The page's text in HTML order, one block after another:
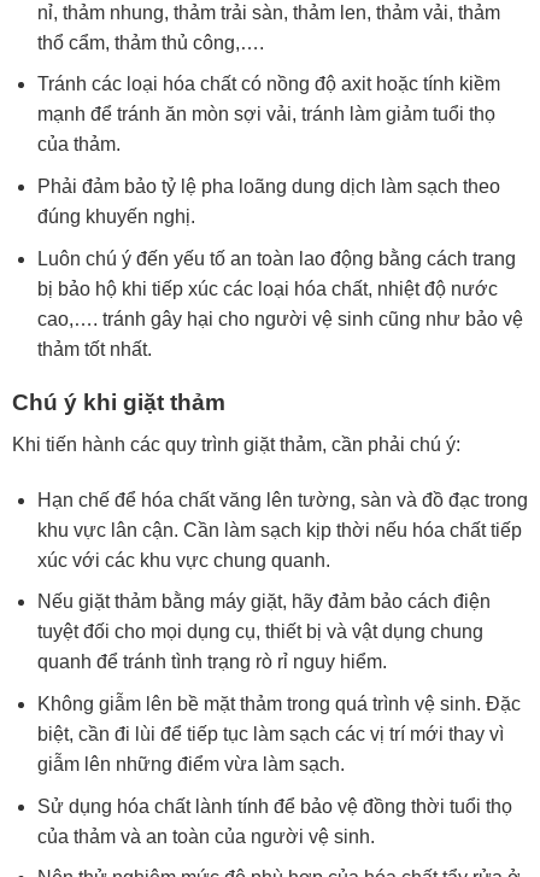
nỉ, thảm nhung, thảm trải sàn, thảm len, thảm vải, thảm
thổ cẩm, thảm thủ công,….
Tránh các loại hóa chất có nồng độ axit hoặc tính kiềm
mạnh để tránh ăn mòn sợi vải, tránh làm giảm tuổi thọ
của thảm.
Phải đảm bảo tỷ lệ pha loãng dung dịch làm sạch theo
đúng khuyến nghị.
Luôn chú ý đến yếu tố an toàn lao động bằng cách trang
bị bảo hộ khi tiếp xúc các loại hóa chất, nhiệt độ nước
cao,…. tránh gây hại cho người vệ sinh cũng như bảo vệ
thảm tốt nhất.
Chú ý khi giặt thảm
Khi tiến hành các quy trình giặt thảm, cần phải chú ý:
Hạn chế để hóa chất văng lên tường, sàn và đồ đạc trong
khu vực lân cận. Cần làm sạch kịp thời nếu hóa chất tiếp
xúc với các khu vực chung quanh.
Nếu giặt thảm bằng máy giặt, hãy đảm bảo cách điện
tuyệt đối cho mọi dụng cụ, thiết bị và vật dụng chung
quanh để tránh tình trạng rò rỉ nguy hiểm.
Không giẫm lên bề mặt thảm trong quá trình vệ sinh. Đặc
biệt, cần đi lùi để tiếp tục làm sạch các vị trí mới thay vì
giẫm lên những điểm vừa làm sạch.
Sử dụng hóa chất lành tính để bảo vệ đồng thời tuổi thọ
của thảm và an toàn của người vệ sinh.